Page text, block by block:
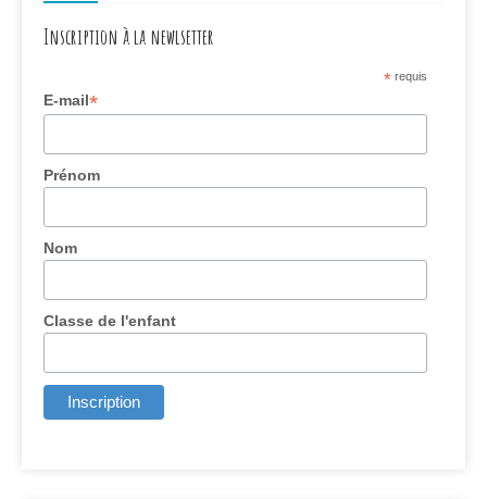
Inscription à la newlsetter
* requis
E-mail*
Prénom
Nom
Classe de l'enfant